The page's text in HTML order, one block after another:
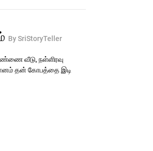
By SriStoryTeller
வீடு, நள்ளிரவு
தன் கோபத்தை இடி